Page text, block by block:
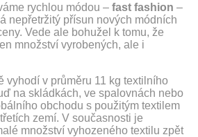
rychlou módou – fast fashion –
nepřetržitý přísun nových módních
Vede ale bohužel k tomu, že
množství vyrobených, ale i
vyhodí v průměru 11 kg textilního
na skládkách, ve spalovnách nebo
obchodu s použitým textilem
zemí. V současnosti je
množství vyhozeného textilu zpět